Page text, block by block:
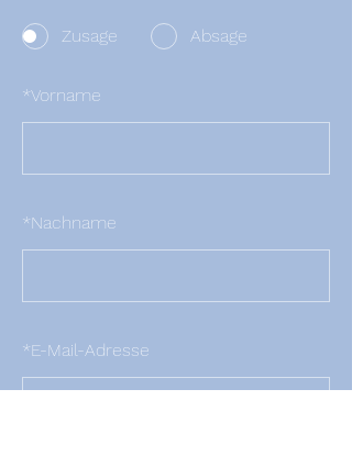
Zusage Absage
*Vorname
*Nachname
*E-Mail-Adresse